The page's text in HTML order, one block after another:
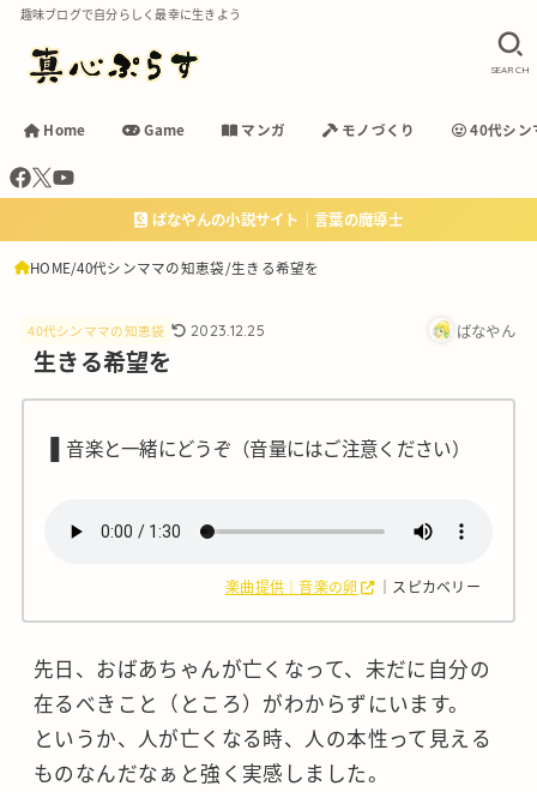
趣味ブログで自分らしく最幸に生きよう
Home Game マンガ モノづくり 40代シン
SEARCH
ばなやんの小説サイト｜言葉の魔導士
HOME 40代シンママの知恵袋 生きる希望を
40代シンママの知恵袋 2023.12.25 ばなやん
生きる希望を
❚音楽と一緒にどうぞ（音量にはご注意ください）
楽曲提供｜音楽の卵 ｜スピカベリー
先日、おばあちゃんが亡くなって、未だに自分の
在るべきこと（ところ）がわからずにいます。
というか、人が亡くなる時、人の本性って見える
ものなんだなぁと強く実感しました。